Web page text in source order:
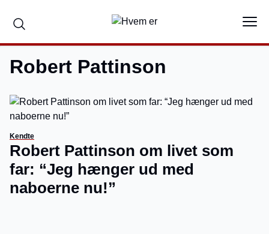
Robert Pattinson
Kendte
Robert Pattinson om livet som
far: “Jeg hænger ud med
naboerne nu!”